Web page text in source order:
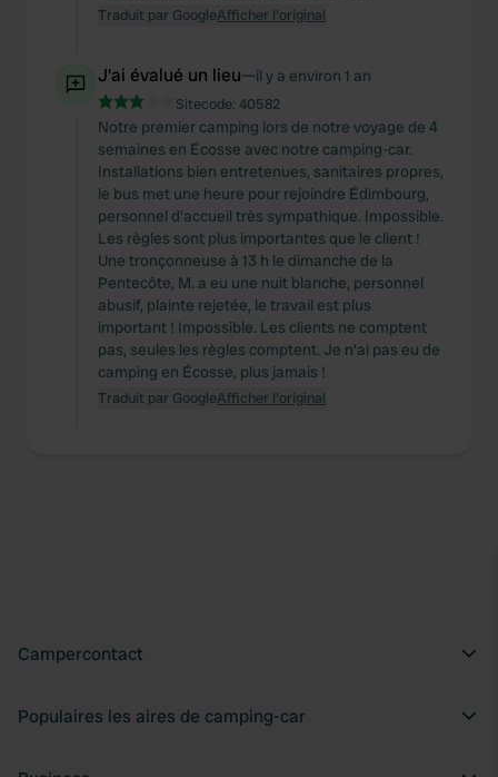
Traduit par GoogleAfficher l'original
J'ai évalué un lieu—il y a environ 1 an
Sitecode: 40582
Notre premier camping lors de notre voyage de 4
semaines en Écosse avec notre camping-car.
Installations bien entretenues, sanitaires propres,
le bus met une heure pour rejoindre Édimbourg,
personnel d'accueil très sympathique. Impossible.
Les règles sont plus importantes que le client !
Une tronçonneuse à 13 h le dimanche de la
Pentecôte, M. a eu une nuit blanche, personnel
abusif, plainte rejetée, le travail est plus
important ! Impossible. Les clients ne comptent
pas, seules les règles comptent. Je n'ai pas eu de
camping en Écosse, plus jamais !
Traduit par GoogleAfficher l'original
Campercontact
Populaires les aires de camping-car